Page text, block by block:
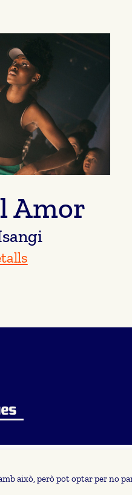
Amor
això, però pot optar per no